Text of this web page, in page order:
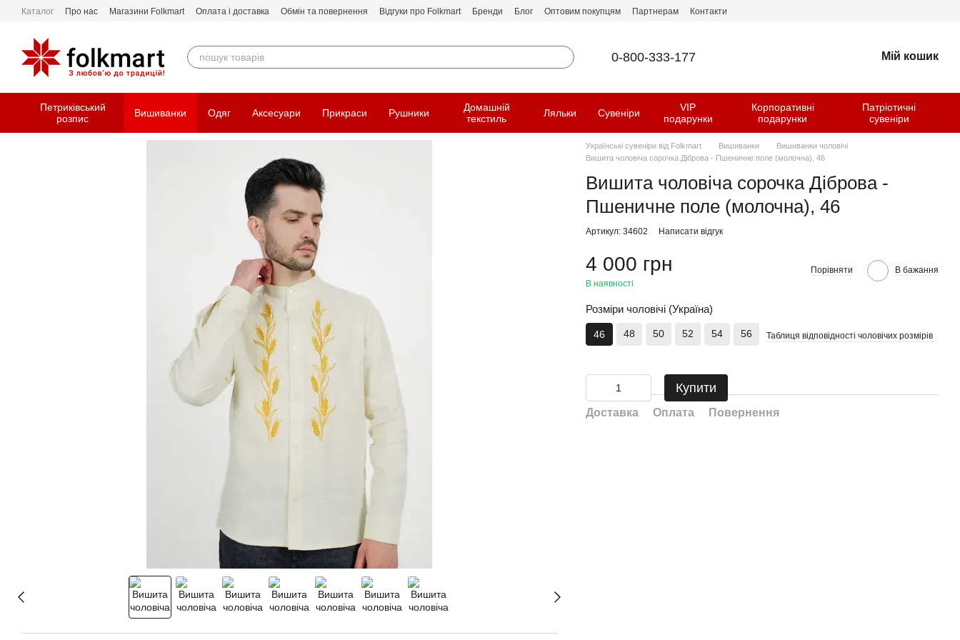
Перейти до основного контенту
Каталог Про нас Магазини Folkmart Оплата і доставка Обмін та повернення Відгуки про Folkmart Бренди Блог Оптовим покупцям Партнерам Контакти
0-800-333-177 Мій кошик
Петриківський
розпис
Вишиванки Одяг Аксесуари Прикраси Рушники
Домашній
текстиль
Ляльки Сувеніри
VIP
подарунки
Корпоративні
подарунки
Патріотичні
сувеніри
Українські сувеніри від Folkmart Вишиванки
Вишиванки чоловічі
Вишита чоловіча сорочка Діброва - Пшеничне поле (молочна), 46
Вишита чоловіча сорочка Діброва -
Пшеничне поле (молочна), 46
Артикул: 34602 Написати відгук
4 000 грн
В наявності
Порівняти В бажання
Розміри чоловічі (Україна)
46 48 50 52 54 56 Таблиця відповідності чоловічих розмірів
Купити
Доставка Оплата Повернення